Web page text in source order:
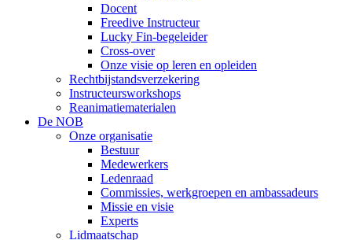
Docent
Freedive Instructeur
Lucky Fin-begeleider
Cross-over
Onze visie op leren en opleiden
Rechtbijstandsverzekering
Instructeursworkshops
Reanimatiematerialen
De NOB
Onze organisatie
Bestuur
Medewerkers
Ledenraad
Commissies, werkgroepen en ambassadeurs
Missie en visie
Experts
Lidmaatschap